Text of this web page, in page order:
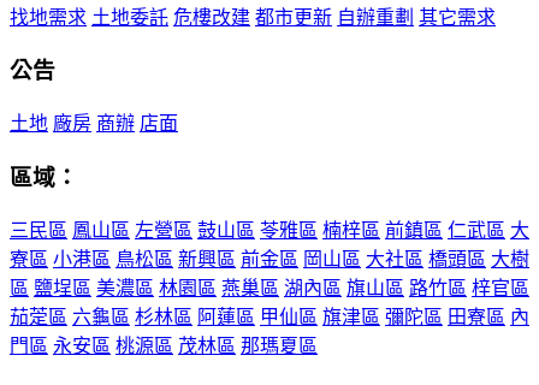
找地需求 土地委託 危樓改建 都市更新 自辦重劃 其它需求
公告
土地 廠房 商辦 店面
區域：
三民區 鳳山區 左營區 鼓山區 苓雅區 楠梓區 前鎮區 仁武區 大
寮區 小港區 鳥松區 新興區 前金區 岡山區 大社區 橋頭區 大樹
區 鹽埕區 美濃區 林園區 燕巢區 湖內區 旗山區 路竹區 梓官區
茄萣區 六龜區 杉林區 阿蓮區 甲仙區 旗津區 彌陀區 田寮區 內
門區 永安區 桃源區 茂林區 那瑪夏區